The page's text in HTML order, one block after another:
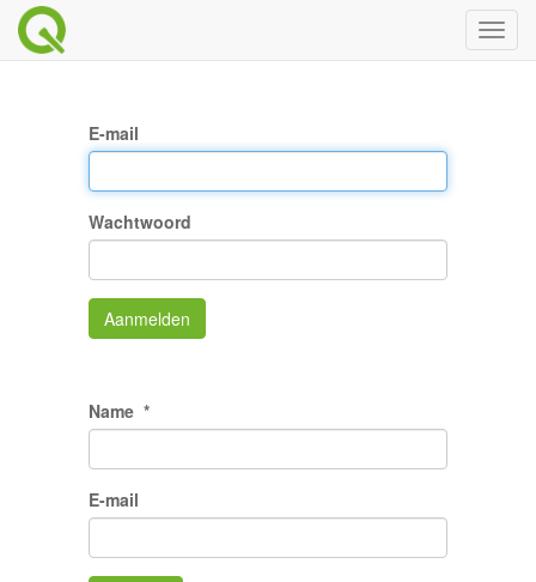
E-mail
Wachtwoord
Aanmelden
Name
E-mail